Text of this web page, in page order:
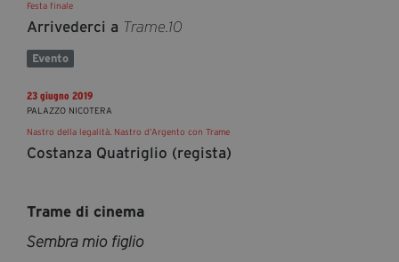
Festa finale
Arrivederci a Trame.10
Evento
23 giugno 2019
PALAZZO NICOTERA
Nastro della legalità. Nastro d’Argento con Trame
Costanza Quatriglio (regista)
Trame di cinema
Sembra mio figlio